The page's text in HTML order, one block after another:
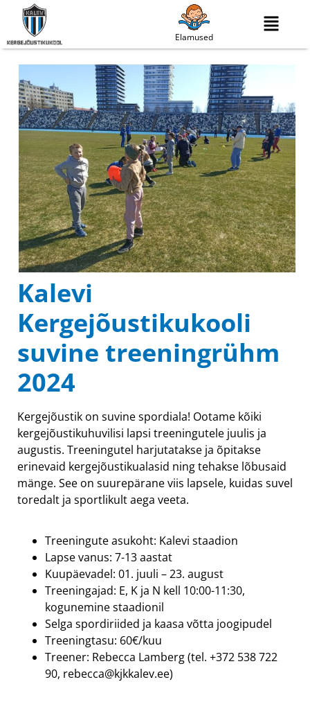
Elamused
Kalevi
Kergejõustikukooli
suvine treeningrühm
2024
Kergejõustik on suvine spordiala! Ootame kõiki
kergejõustikuhuvilisi lapsi treeningutele juulis ja
augustis. Treeningutel harjutatakse ja õpitakse
erinevaid kergejõustikualasid ning tehakse lõbusaid
mänge. See on suurepärane viis lapsele, kuidas suvel
toredalt ja sportlikult aega veeta.
Treeningute asukoht: Kalevi staadion
Lapse vanus: 7-13 aastat
Kuupäevadel: 01. juuli – 23. august
Treeningajad: E, K ja N kell 10:00-11:30,
kogunemine staadionil
Selga spordiriided ja kaasa võtta joogipudel
Treeningtasu: 60€/kuu
Treener: Rebecca Lamberg (tel. +372 538 722
90, rebecca@kjkkalev.ee)